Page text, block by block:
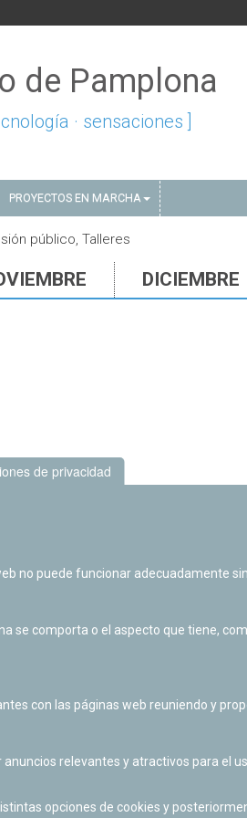
de Pamplona
· sensaciones ]
PROYECTOS EN MARCHA
público, Talleres
DICIEMBRE
de privacidad
no puede funcionar adecuadamente
comporta o el aspecto que tiene,
con las páginas web reuniendo y
relevantes y atractivos para el
opciones de cookies y